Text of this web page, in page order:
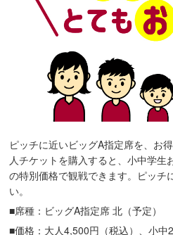
ピッチに近いビッグA指定席を、お
人チケットを購入すると、小中学生
の特別価格で観戦できます。ピッチ
い。
■席種：ビッグA指定席 北（予定）
■価格：大人4,500円（税込）、小中